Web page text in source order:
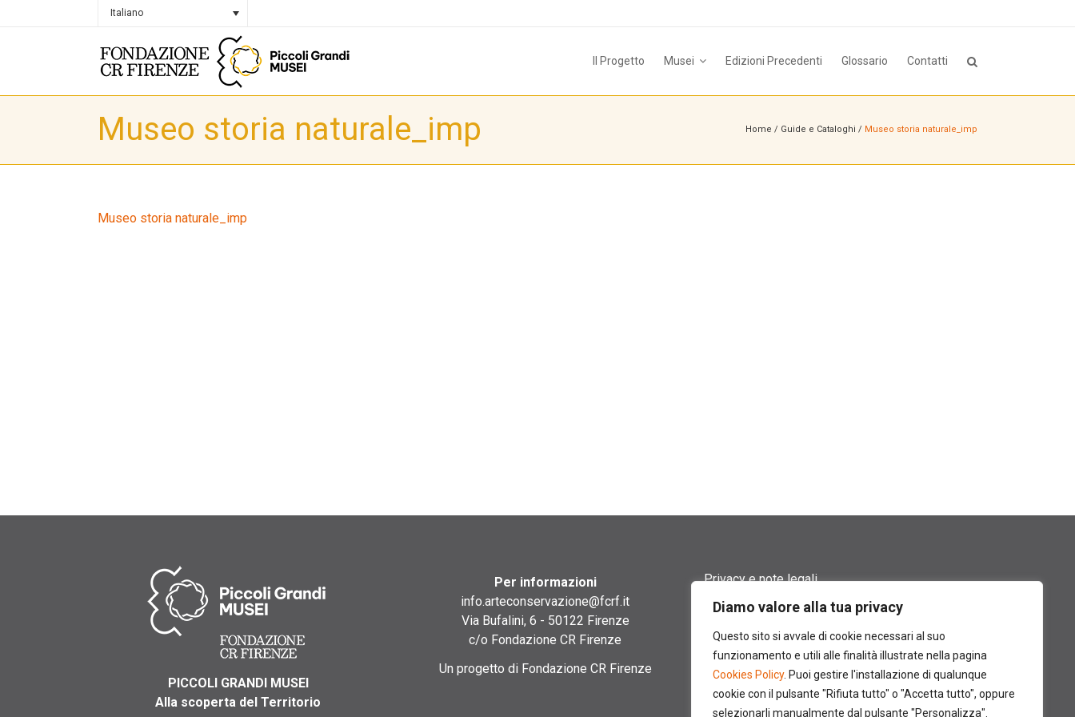
Diamo valore alla tua privacy
Questo sito si avvale di cookie necessari al suo
funzionamento e utili alle finalità illustrate nella pagina
Cookies Policy. Puoi gestire l'installazione di qualunque
cookie con il pulsante "Rifiuta tutto" o "Accetta tutto", oppure
selezionarli manualmente dal pulsante "Personalizza".
Italiano
Il Progetto Musei Edizioni Precedenti Glossario Contatti
Museo storia naturale_imp Home / Guide e Cataloghi / Museo storia naturale_imp
Museo storia naturale_imp
PICCOLI GRANDI MUSEI
Alla scoperta del Territorio
Per informazioni
info.arteconservazione@fcrf.it
Via Bufalini, 6 - 50122 Firenze
c/o Fondazione CR Firenze
Un progetto di Fondazione CR Firenze
Privacy e note legali
Termini di utilizzo
Cookie policy
Contatti